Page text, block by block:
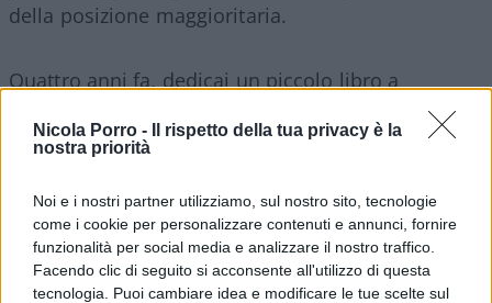
Nicola Porro -
Il rispetto della tua privacy è la
nostra priorità
Noi e i nostri partner utilizziamo, sul nostro sito, tecnologie
come i cookie per personalizzare contenuti e annunci, fornire
funzionalità per social media e analizzare il nostro traffico.
Facendo clic di seguito si acconsente all'utilizzo di questa
tecnologia. Puoi cambiare idea e modificare le tue scelte sul
della posizione maggioritaria.
Quattro anni fa, dedicai un piccolo libro a
proporre un programma liberale al centrodestra
(per evitare il Nazareno) e soprattutto ad avanzare
come soluzione miracolistica (figuriamoci!), ma
come il modo più sano di dare ingresso a una
discussione basata su opzioni politiche alternative
per costruire il futuro.